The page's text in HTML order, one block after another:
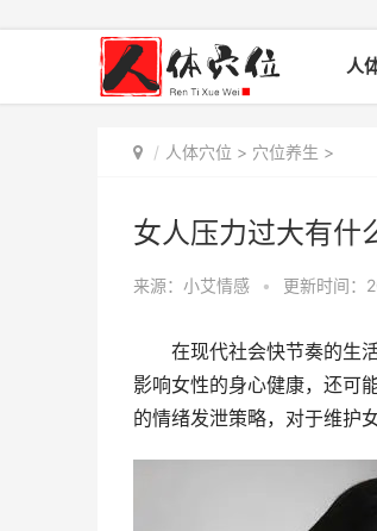
人
人体穴位 > 穴位养生 >
女人压力过大有什
来源：小艾情感 • 更新时间：
在现代社会快节奏的生活
影响女性的身心健康，还可
的情绪发泄策略，对于维护